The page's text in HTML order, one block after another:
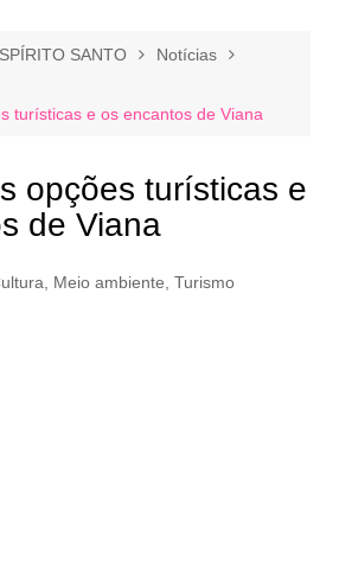
SANTO
Notícias
turísticas e os encantos de Viana
opções turísticas e
de Viana
Meio ambiente Turismo